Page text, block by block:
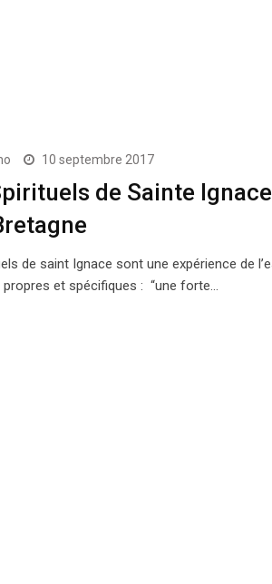
10 septembre 2017
de Sainte
de saint Ignace sont une expérience de
et spécifiques : “une forte…